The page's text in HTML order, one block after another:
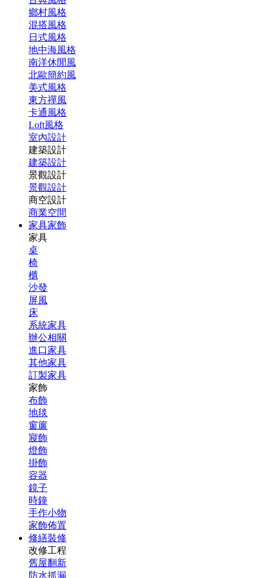
鄉村風格
混搭風格
日式風格
地中海風格
南洋休閒風
北歐簡約風
美式風格
東方禪風
卡通風格
Loft風格
室內設計
建築設計
建築設計
景觀設計
景觀設計
商空設計
商業空間
家具家飾
家具
桌
椅
櫃
沙發
屏風
床
系統家具
辦公相關
進口家具
其他家具
訂製家具
家飾
布飾
地毯
窗簾
寢飾
燈飾
掛飾
容器
鏡子
時鐘
手作小物
家飾佈置
修繕裝修
改修工程
舊屋翻新
防水抓漏